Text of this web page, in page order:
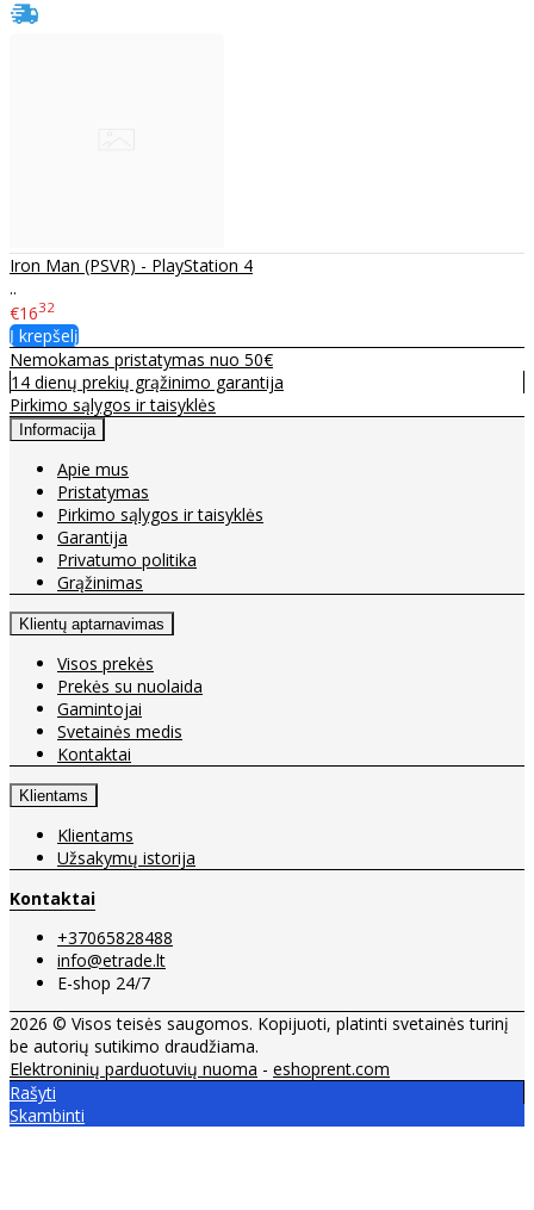
Iron Man (PSVR) - PlayStation 4
..
€1632
Į krepšelį
Nemokamas pristatymas nuo 50€
14 dienų prekių grąžinimo garantija
Pirkimo sąlygos ir taisyklės
Informacija
Apie mus
Pristatymas
Pirkimo sąlygos ir taisyklės
Garantija
Privatumo politika
Grąžinimas
Klientų aptarnavimas
Visos prekės
Prekės su nuolaida
Gamintojai
Svetainės medis
Kontaktai
Klientams
Klientams
Užsakymų istorija
Kontaktai
+37065828488
info@etrade.lt
E-shop 24/7
2026 © Visos teisės saugomos. Kopijuoti, platinti svetainės turinį
be autorių sutikimo draudžiama.
Elektroninių parduotuvių nuoma - eshoprent.com
Rašyti
Skambinti